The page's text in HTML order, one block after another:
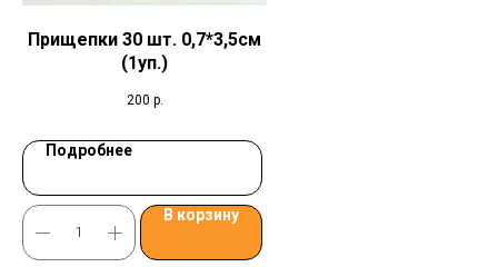
Прищепки 30 шт. 0,7*3,5см
(1уп.)
200 р.
Подробнее
В корзину